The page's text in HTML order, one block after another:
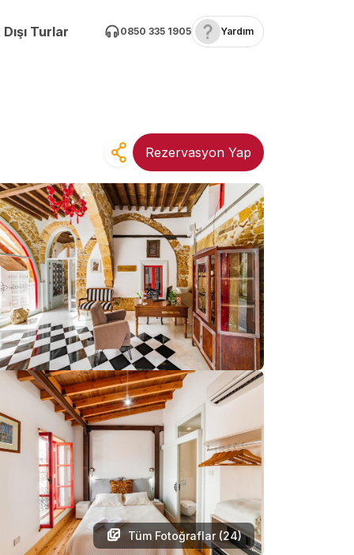
Turlar 0850 335 1905 Yardım
Rezervasyon Yap
Tüm Fotoğraflar (24)